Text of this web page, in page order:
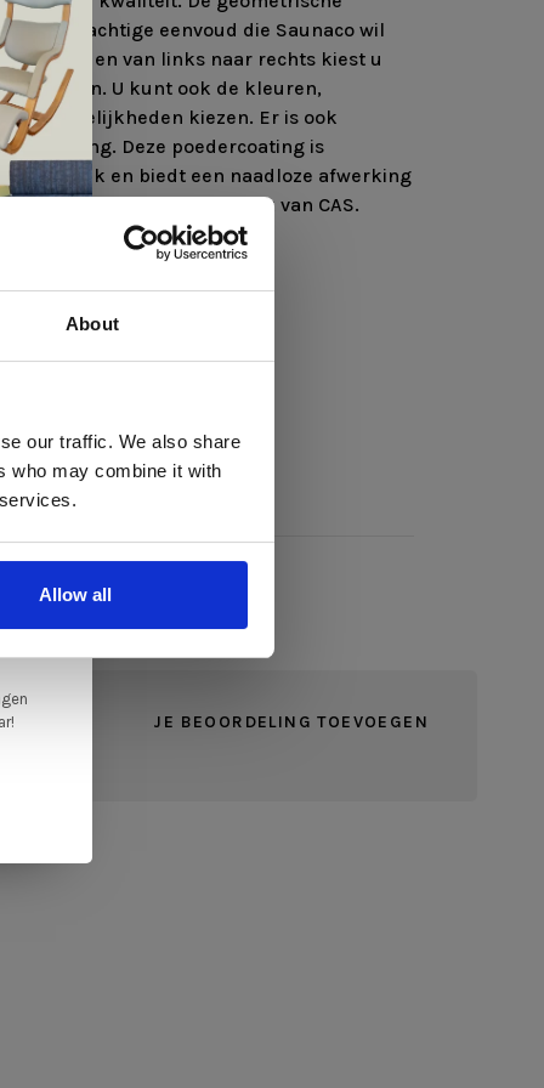
About
our traffic. We also share
who may combine it with
Allow all
de krachtige eenvoud die Saunaco wil
boven en van links naar rechts kiest u
te staan. U kunt ook de kleuren,
kiezen. Er is ook
Deze poedercoating is
en biedt een naadloze afwerking
subtiele en strakke uiterlijk van CAS.
JE BEOORDELING TOEVOEGEN